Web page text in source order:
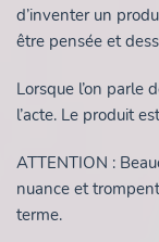
d’inventer un
être pensée et
Lorsque l’on parle
l’acte. Le produit
ATTENTION :
nuance et
terme.